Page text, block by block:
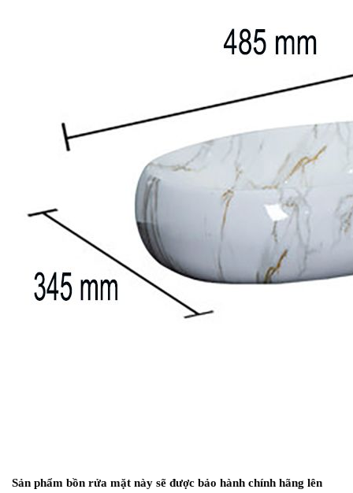
Sản phẩm bồn rửa mặt này sẽ được bảo hành chính hãng lên